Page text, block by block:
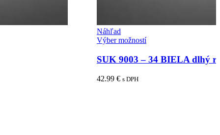
Náhľad
Výber možnostíTento
má
SUK 9003 – 34 BIELA dlhý
42.99 € s DPH